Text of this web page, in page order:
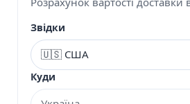
Звідки
Куди